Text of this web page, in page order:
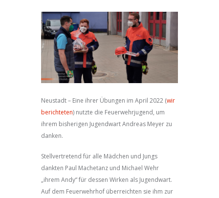
Neustadt – Eine ihrer Übungen im April 2022 (wir
berichteten) nutzte die Feuerwehrjugend, um
ihrem bisherigen Jugendwart Andreas Meyer zu
danken.
Stellvertretend für alle Mädchen und Jungs
dankten Paul Machetanz und Michael Wehr
„ihrem Andy“ für dessen Wirken als Jugendwart.
Auf dem Feuerwehrhof überreichten sie ihm zur